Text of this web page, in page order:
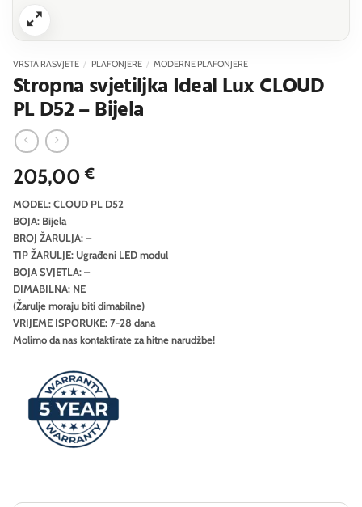
VRSTA RASVJETE / PLAFONJERE / MODERNE PLAFONJERE
Stropna svjetiljka Ideal Lux CLOUD
PL D52 – Bijela
205,00€
MODEL: CLOUD PL D52
BOJA: Bijela
BROJ ŽARULJA: –
TIP ŽARULJE: Ugrađeni LED modul
BOJA SVJETLA: –
DIMABILNA: NE
(Žarulje moraju biti dimabilne)
VRIJEME ISPORUKE: 7-28 dana
Molimo da nas kontaktirate za hitne narudžbe!